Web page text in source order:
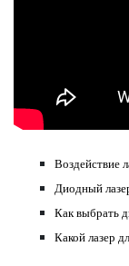
Воздействие
Диодный
Как выбрать
Какой лазер